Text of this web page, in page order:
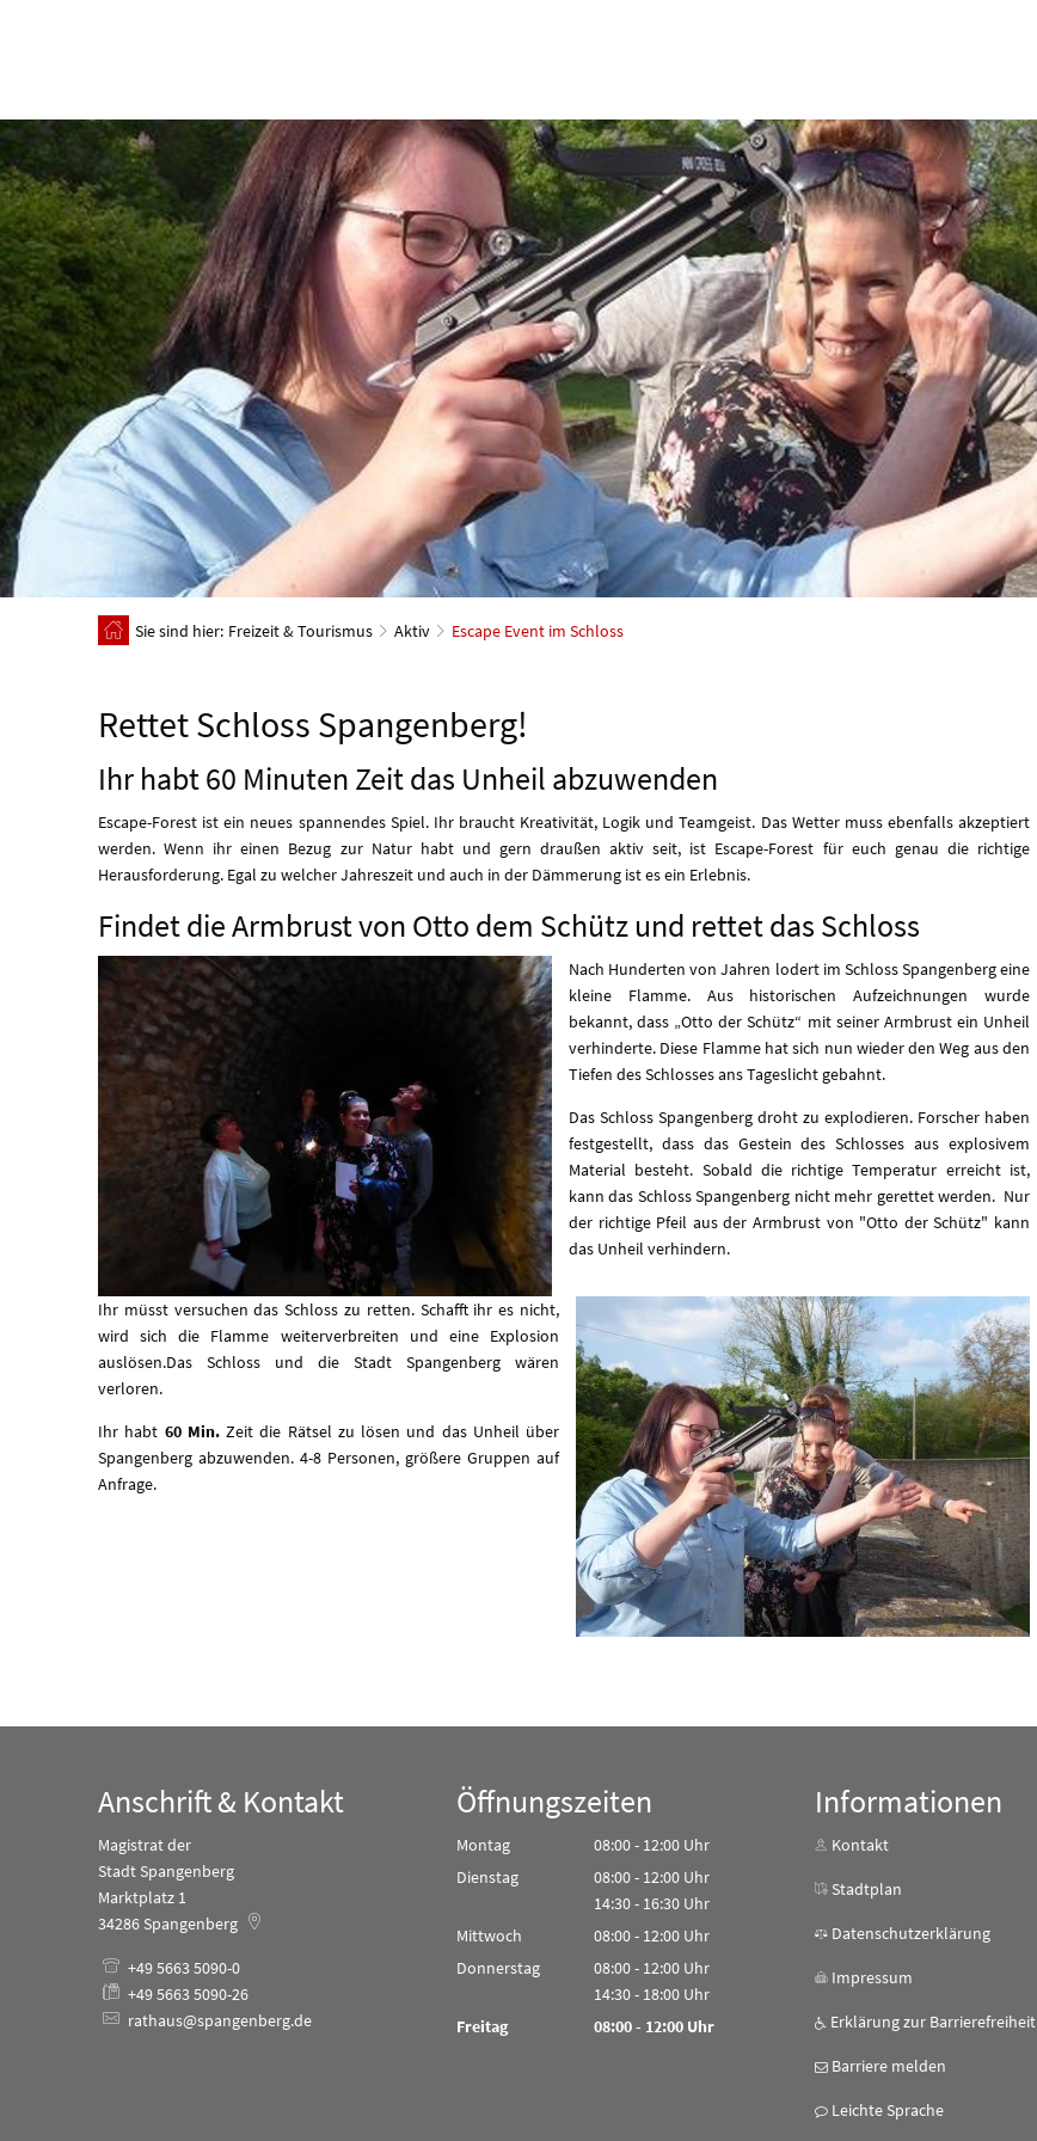
Sie sind hier: Freizeit & Tourismus Aktiv Escape Event im Schloss
Rettet Schloss Spangenberg!
Ihr habt 60 Minuten Zeit das Unheil abzuwenden
Escape-Forest ist ein neues spannendes Spiel. Ihr braucht Kreativität, Logik und Teamgeist. Das Wetter muss ebenfalls akzeptiert
werden. Wenn ihr einen Bezug zur Natur habt und gern draußen aktiv seit, ist Escape-Forest für euch genau die richtige
Herausforderung. Egal zu welcher Jahreszeit und auch in der Dämmerung ist es ein Erlebnis.
Findet die Armbrust von Otto dem Schütz und rettet das Schloss
Nach Hunderten von Jahren lodert im Schloss Spangenberg eine
kleine Flamme. Aus historischen Aufzeichnungen wurde
bekannt, dass „Otto der Schütz“ mit seiner Armbrust ein Unheil
verhinderte. Diese Flamme hat sich nun wieder den Weg aus den
Tiefen des Schlosses ans Tageslicht gebahnt.
Das Schloss Spangenberg droht zu explodieren. Forscher haben
festgestellt, dass das Gestein des Schlosses aus explosivem
Material besteht. Sobald die richtige Temperatur erreicht ist,
kann das Schloss Spangenberg nicht mehr gerettet werden. Nur
der richtige Pfeil aus der Armbrust von "Otto der Schütz" kann
das Unheil verhindern.
Ihr müsst versuchen das Schloss zu retten. Schafft ihr es nicht,
wird sich die Flamme weiterverbreiten und eine Explosion
auslösen.Das Schloss und die Stadt Spangenberg wären
verloren.
Ihr habt 60 Min.Zeit die Rätsel zu lösen und das Unheil über
Spangenberg abzuwenden. 4-8 Personen, größere Gruppen auf
Anfrage.
Anschrift & Kontakt
Magistrat der
Stadt Spangenberg
Marktplatz 1
34286 Spangenberg
+49 5663 5090-0
+49 5663 5090-26
rathaus@spangenberg.de
Öffnungszeiten
Montag 08:00- 12:00 Uhr
Von 08:00 bis 12:00 Uhr
Dienstag 08:00- 12:00 Uhr
Von 08:00 bis 12:00 Uhr
14:30- 16:30 Uhr
Von 14:30 bis 16:30 Uhr
Mittwoch 08:00- 12:00 Uhr
Von 08:00 bis 12:00 Uhr
Donnerstag 08:00- 12:00 Uhr
Von 08:00 bis 12:00 Uhr
14:30- 18:00 Uhr
Von 14:30 bis 18:00 Uhr
Freitag 08:00- 12:00 Uhr
Informationen
Kontakt
Stadtplan
Datenschutzerklärung
Impressum
Erklärung zur Barrierefreiheit
Barriere melden
Leichte Sprache